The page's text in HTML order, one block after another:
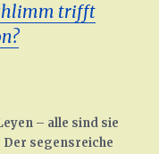
trifft
– alle sind sie
Der segensreiche